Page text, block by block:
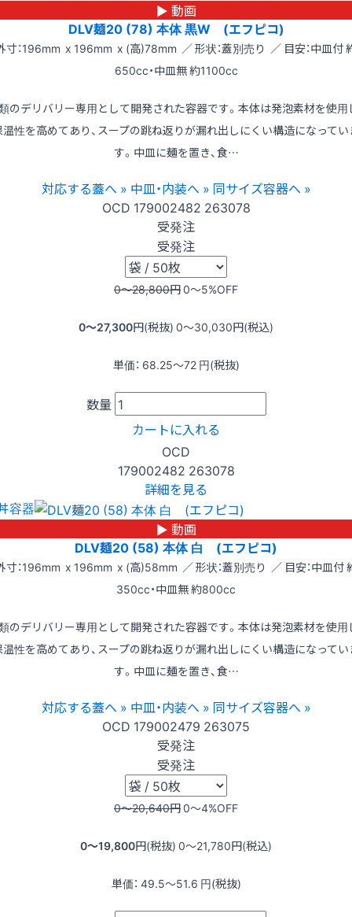
▶ 動画
DLV麺20 (78) 本体 黒W (エフピコ)
寸：196mm x 196mm x (高)78mm ／ 形状：蓋別売り ／ 目安：中皿付
650cc・中皿無 約1100cc
のデリバリー専用として開発された容器です。本体は発泡素材を使用
温性を高めてあり、スープの跳ね返りが漏れ出しにくい構造になってい
す。中皿に麺を置き、食…
対応する蓋へ » 中皿・内装へ » 同サイズ容器へ »
OCD 179002482 263078
受発注
受発注
0〜28,800円0〜5%OFF
0〜27,300円(税抜) 0〜30,030円(税込)
単価： 68.25〜72 円(税抜)
数量
カートに入れる
OCD
179002482 263078
詳細を見る
容器
▶ 動画
DLV麺20 (58) 本体 白 (エフピコ)
寸：196mm x 196mm x (高)58mm ／ 形状：蓋別売り ／ 目安：中皿付
350cc・中皿無 約800cc
のデリバリー専用として開発された容器です。本体は発泡素材を使用
温性を高めてあり、スープの跳ね返りが漏れ出しにくい構造になってい
す。中皿に麺を置き、食…
対応する蓋へ » 中皿・内装へ » 同サイズ容器へ »
OCD 179002479 263075
受発注
受発注
0〜20,640円0〜4%OFF
0〜19,800円(税抜) 0〜21,780円(税込)
単価： 49.5〜51.6 円(税抜)